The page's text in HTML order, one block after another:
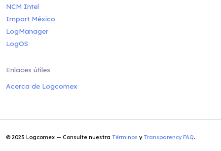
NCM Intel
Import México
LogManager
LogOS
Enlaces útiles
Acerca de Logcomex
© 2025 Logcomex — Consulte nuestra Términos y Transparency FAQ.